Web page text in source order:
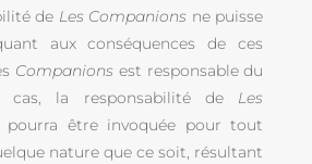
de Les Companions ne puisse
aux conséquences de ces
Companions est responsable du
cas, la responsabilité de Les
être invoquée pour tout
nature que ce soit, résultant